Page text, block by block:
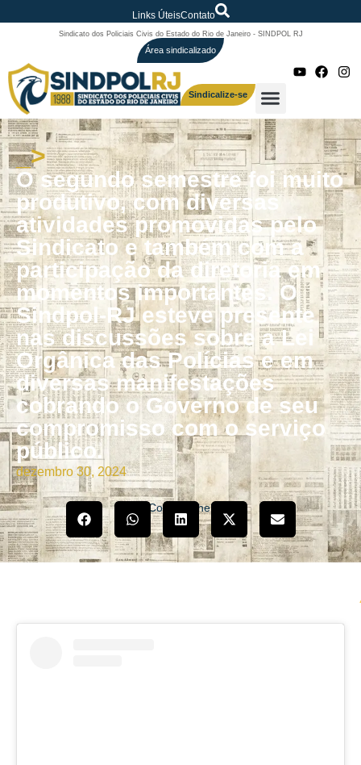
Links ÚteisContato
Sindicato dos Policiais Civis do Estado do Rio de Janeiro - SINDPOL RJ
Área sindicalizado
Sindicalize-se
_>
O segundo semestre foi muito
produtivo, com diversas
atividades promovidas pelo
Sindicato e também com a
participação da diretoria em
momentos importantes. O
Sindpol-RJ esteve presente
nas discussões sobre a Lei
Orgânica das Polícias e em
diversas manifestações
cobrando o Governo de seu
compromisso com o serviço
público.
dezembro 30, 2024
Compartilhe!